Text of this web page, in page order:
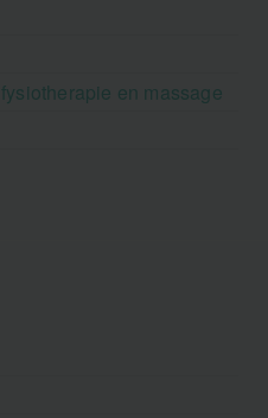
en massage